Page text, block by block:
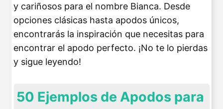
y cariñosos para el nombre Bianca. Desde
opciones clásicas hasta apodos únicos,
encontrarás la inspiración que necesitas para
encontrar el apodo perfecto. ¡No te lo pierdas
y sigue leyendo!
50 Ejemplos de Apodos para